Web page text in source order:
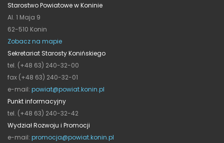
Starostwo Powiatowe w Koninie
Al. 1 Maja 9
62-510 Konin
Zobacz na mapie
Sekretariat Starosty Konińskiego
tel. (+48 63) 240-32-00
fax (+48 63) 240-32-01
e-mail: powiat@powiat.konin.pl
Punkt informacyjny
tel. (+48 63) 240-32-42
Wydział Rozwoju i Promocji
e-mail: promocja@powiat.konin.pl